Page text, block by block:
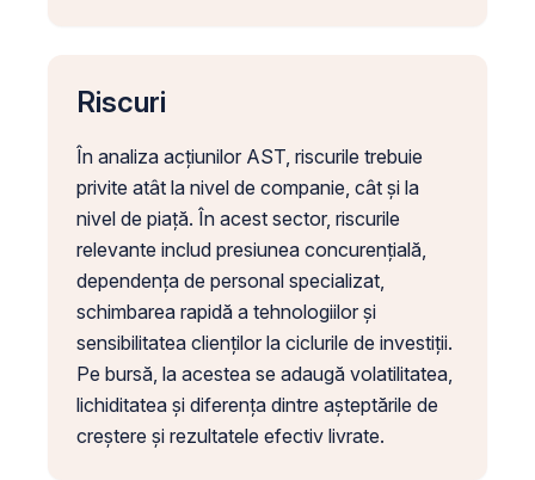
Riscuri
În analiza acțiunilor AST, riscurile trebuie
privite atât la nivel de companie, cât și la
nivel de piață. În acest sector, riscurile
relevante includ presiunea concurențială,
dependența de personal specializat,
schimbarea rapidă a tehnologiilor și
sensibilitatea clienților la ciclurile de investiții.
Pe bursă, la acestea se adaugă volatilitatea,
lichiditatea și diferența dintre așteptările de
creștere și rezultatele efectiv livrate.